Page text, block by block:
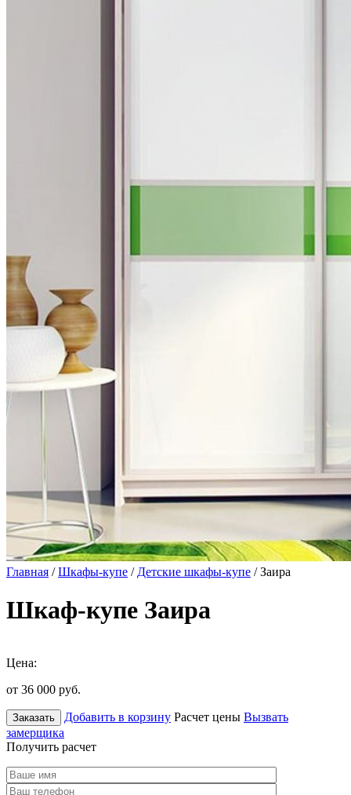
Главная /Шкафы-купе / Детские шкафы-купе / Заира
Шкаф-купе Заира
Цена:
от 36 000 руб.
Заказать Добавить в корзину Расчет цены Вызвать
замерщика
Получить расчет